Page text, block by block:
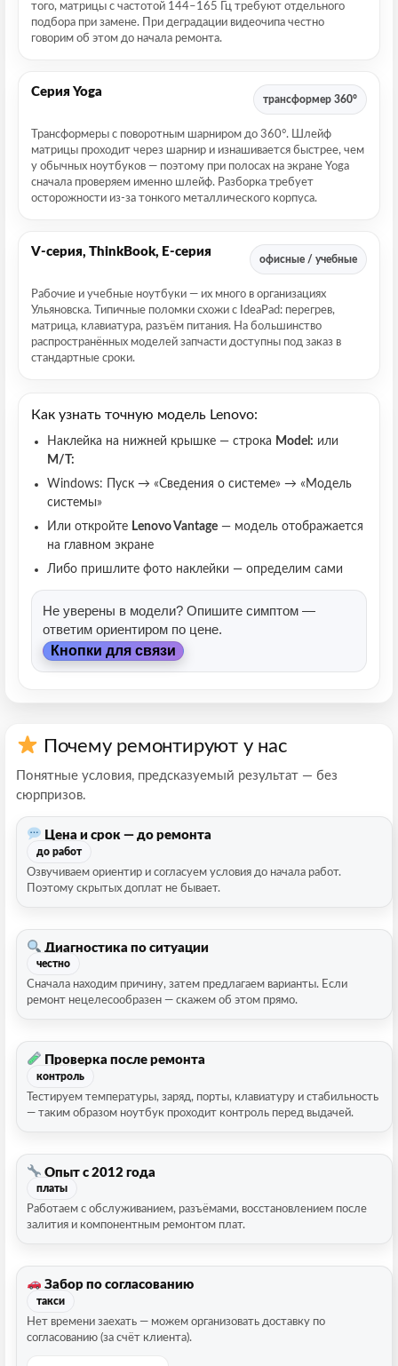
того, матрицы с частотой 144–165 Гц требуют отдельного
подбора при замене. При деградации видеочипа честно
говорим об этом до начала ремонта.
Серия Yoga
трансформер 360°
Трансформеры с поворотным шарниром до 360°. Шлейф
матрицы проходит через шарнир и изнашивается быстрее, чем
у обычных ноутбуков — поэтому при полосах на экране Yoga
сначала проверяем именно шлейф. Разборка требует
осторожности из-за тонкого металлического корпуса.
V-серия, ThinkBook, E-серия
офисные / учебные
Рабочие и учебные ноутбуки — их много в организациях
Ульяновска. Типичные поломки схожи с IdeaPad: перегрев,
матрица, клавиатура, разъём питания. На большинство
распространённых моделей запчасти доступны под заказ в
стандартные сроки.
Как узнать точную модель Lenovo:
Наклейка на нижней крышке — строка Model: или
M/T:
Windows: Пуск → «Сведения о системе» → «Модель
системы»
Или откройте Lenovo Vantage — модель отображается
на главном экране
Либо пришлите фото наклейки — определим сами
Не уверены в модели? Опишите симптом —
ответим ориентиром по цене.
Кнопки для связи
Почему ремонтируют у нас
Понятные условия, предсказуемый результат — без
сюрпризов.
Цена и срок — до ремонта
до работ
Озвучиваем ориентир и согласуем условия до начала работ.
Поэтому скрытых доплат не бывает.
Диагностика по ситуации
честно
Сначала находим причину, затем предлагаем варианты. Если
ремонт нецелесообразен — скажем об этом прямо.
Проверка после ремонта
контроль
Тестируем температуры, заряд, порты, клавиатуру и стабильность
— таким образом ноутбук проходит контроль перед выдачей.
Опыт с 2012 года
платы
Работаем с обслуживанием, разъёмами, восстановлением после
залития и компонентным ремонтом плат.
Забор по согласованию
такси
Нет времени заехать — можем организовать доставку по
согласованию (за счёт клиента).